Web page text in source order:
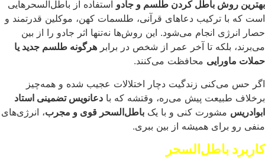
بهترین روش باطل کردن طلسم و جادو استفاده از باطل‌السحرهایی
است که با ترکیب دعاهای قرآنی، طلسمات کهن، موکلین قدرتمند و
حصار انرژی انجام می‌شود. این روش‌ها نه‌تنها اثر جادو را از بین
می‌برند، بلکه تا آخر عمر از شخص در برابر هرگونه طلسم جدید یا
حملات ماورایی محافظت می‌کنند.
اگر حس می‌کنی زندگیت دچار اختلالات عجیب شده و همه‌چیز
برخلاف طبیعت پیش می‌ره، وقتشه که با دعانویس تضمینی استاد
ابوادریس مشورت کنی و با یک باطل‌السحر قوی و مجرب، انرژی‌های
منفی رو برای همیشه از بین ببری.
کاربرد باطل‌السحر